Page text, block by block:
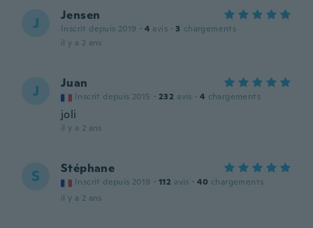
J Jensen
Inscrit depuis 2019 · 4 avis · 3 chargements
il y a 2 ans
J Juan
Inscrit depuis 2015 · 232 avis · 4 chargements
joli
il y a 2 ans
S Stéphane
Inscrit depuis 2019 · 112 avis · 40 chargements
il y a 2 ans